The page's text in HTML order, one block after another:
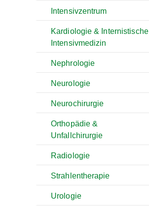
Intensivzentrum
Kardiologie & Internistische
Intensivmedizin
Nephrologie
Neurologie
Neurochirurgie
Orthopädie &
Unfallchirurgie
Radiologie
Strahlentherapie
Urologie